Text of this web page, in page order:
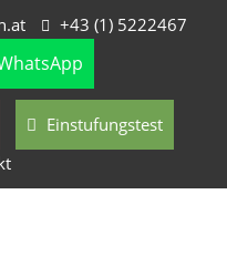
+43 (1) 5222467
Einstufungstest